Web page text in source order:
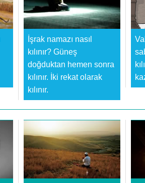
İşrak namazı nasıl
kılınır? Güneş
doğduktan hemen sonra
kılınır. İki rekat olarak
kılınır.